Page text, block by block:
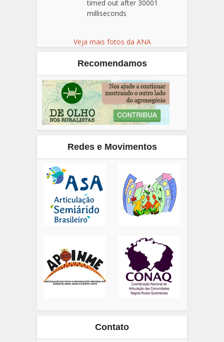
timed out after 30001
milliseconds
Veja mais fotos da ANA
Recomendamos
Redes e Movimentos
Contato